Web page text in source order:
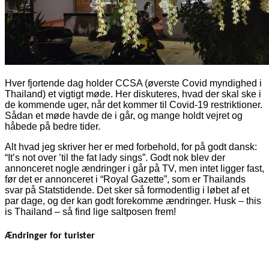
Hver fjortende dag holder CCSA (øverste Covid myndighed i
Thailand) et vigtigt møde. Her diskuteres, hvad der skal ske i
de kommende uger, når det kommer til Covid-19 restriktioner.
Sådan et møde havde de i går, og mange holdt vejret og
håbede på bedre tider.
Alt hvad jeg skriver her er med forbehold, for på godt dansk:
“It’s not over ’til the fat lady sings”. Godt nok blev der
annonceret nogle ændringer i går på TV, men intet ligger fast,
før det er annonceret i “Royal Gazette”, som er Thailands
svar på Statstidende. Det sker så formodentlig i løbet af et
par dage, og der kan godt forekomme ændringer. Husk – this
is Thailand – så find lige saltposen frem!
Ændringer for turister